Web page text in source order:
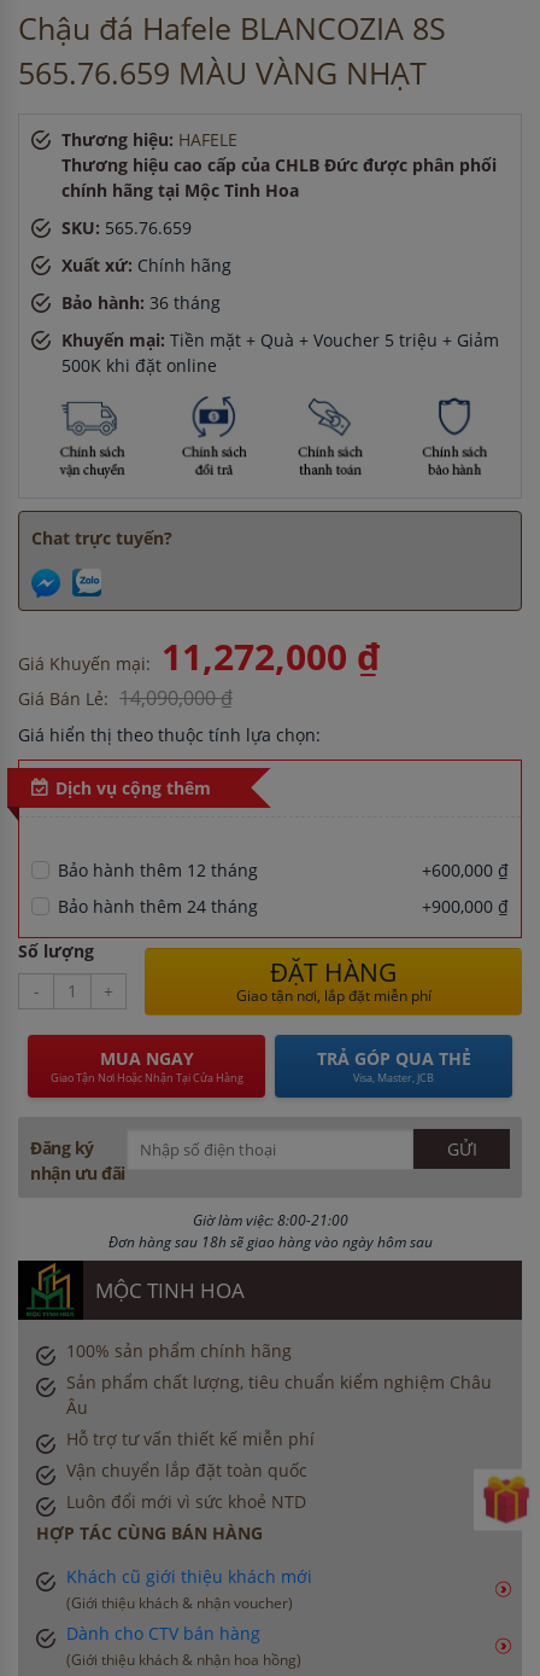
Chị Hương- ở Quảng Ninh đã đặt bếp từ cách đây 30 phút
Anh Nam ở Bắc Ninh đã đặt bếp từ cách đây 30 phút
ở Hải Dương đã đặt lò vi sóng cách đây 30 phút
Chậu đá Hafele BLANCOZIA 8S
565.76.659 MÀU VÀNG NHẠT
Thương hiệu: HAFELE
Thương hiệu cao cấp của CHLB Đức được phân phối
chính hãng tại Mộc Tinh Hoa
SKU: 565.76.659
Xuất xứ: Chính hãng
Bảo hành: 36 tháng
Khuyến mại: Tiền mặt + Quà + Voucher 5 triệu + Giảm
500K khi đặt online
Chat trực tuyến?
Giá Khuyến mại: 11,272,000 ₫
Giá Bán Lẻ: 14,090,000 ₫
Giá hiển thị theo thuộc tính lựa chọn:
Dịch vụ cộng thêm
Bảo hành thêm 12 tháng
+600,000 ₫
Bảo hành thêm 24 tháng
+900,000 ₫
Số lượng
-
+
ĐẶT HÀNG
Giao tận nơi, lắp đặt miễn phí
MUA NGAY
Giao Tận Nơi Hoặc Nhận Tại Cửa Hàng
TRẢ GÓP QUA THẺ
Visa, Master, JCB
Đăng ký
nhận ưu đãi
Giờ làm việc: 8:00-21:00
Đơn hàng sau 18h sẽ giao hàng vào ngày hôm sau
MỘC TINH HOA
100% sản phẩm chính hãng
Sản phẩm chất lượng, tiêu chuẩn kiểm nghiệm Châu
Âu
Hỗ trợ tư vấn thiết kế miễn phí
Vận chuyển lắp đặt toàn quốc
Luôn đổi mới vì sức khoẻ NTD
HỢP TÁC CÙNG BÁN HÀNG
Khách cũ giới thiệu khách mới
(Giới thiệu khách & nhận voucher)
Dành cho CTV bán hàng
(Giới thiệu khách & nhận hoa hồng)